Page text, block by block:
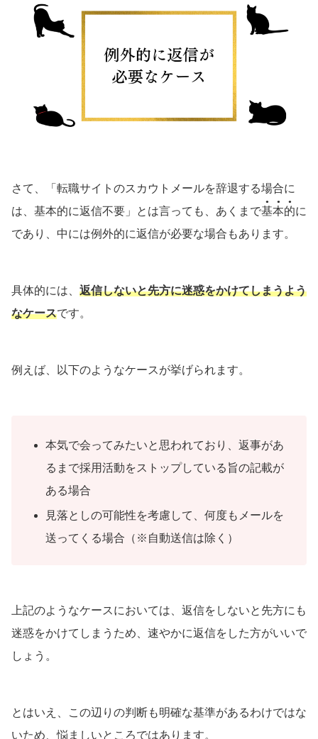
さて、「転職サイトのスカウトメールを辞退する場合に
は、基本的に返信不要」とは言っても、あくまで基本的
●●●
に
であり、中には例外的に返信が必要な場合もあります。
具体的には、 返信しないと先方に迷惑をかけてしまうよう
なケースです。
例えば、以下のようなケースが挙げられます。
本気で会ってみたいと思われており、返事があ
るまで採用活動をストップしている旨の記載が
ある場合
見落としの可能性を考慮して、何度もメールを
送ってくる場合（※自動送信は除く）
上記のようなケースにおいては、返信をしないと先方にも
迷惑をかけてしまうため、速やかに返信をした方がいいで
しょう。
とはいえ、この辺りの判断も明確な基準があるわけではな
いため、悩ましいところではあります。